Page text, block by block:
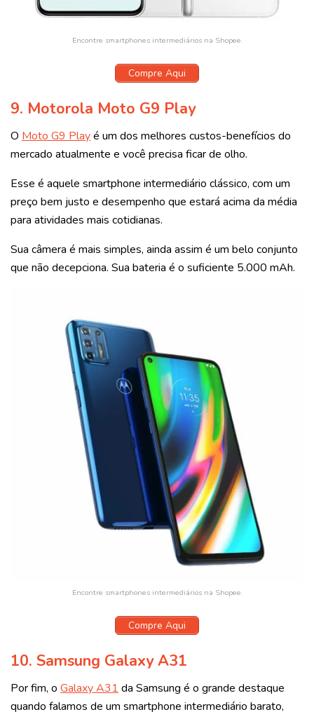
Encontre smartphones intermediários na Shopee.
Compre Aqui
9. Motorola Moto G9 Play
O Moto G9 Playé um dos melhores custos-benefícios do
mercado atualmente e você precisa ficar de olho.
Esse é aquele smartphone intermediário clássico, com um
preço bem justo e desempenho que estará acima da média
para atividades mais cotidianas.
Sua câmera é mais simples, ainda assim é um belo conjunto
que não decepciona. Sua bateria é o suficiente 5.000 mAh.
Encontre smartphones intermediários na Shopee.
Compre Aqui
10. Samsung Galaxy A31
Por fim, o Galaxy A31 da Samsung é o grande destaque
quando falamos de um smartphone intermediário barato,